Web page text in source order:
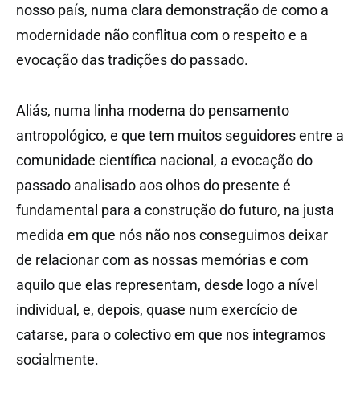
nosso país, numa clara demonstração de como a
modernidade não conflitua com o respeito e a
evocação das tradições do passado.
Aliás, numa linha moderna do pensamento
antropológico, e que tem muitos seguidores entre a
comunidade científica nacional, a evocação do
passado analisado aos olhos do presente é
fundamental para a construção do futuro, na justa
medida em que nós não nos conseguimos deixar
de relacionar com as nossas memórias e com
aquilo que elas representam, desde logo a nível
individual, e, depois, quase num exercício de
catarse, para o colectivo em que nos integramos
socialmente.